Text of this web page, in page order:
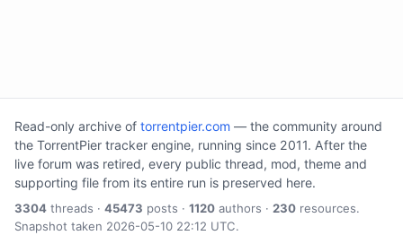
Read-only archive of torrentpier.com — the community around
the TorrentPier tracker engine, running since 2011. After the
live forum was retired, every public thread, mod, theme and
supporting file from its entire run is preserved here.
3304 threads · 45473 posts · 1120 authors · 230 resources.
Snapshot taken 2026-05-10 22:12 UTC.